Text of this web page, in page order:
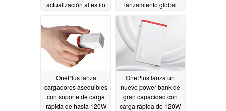
actualización al estilo
lanzamiento global
OnePlus lanza
cargadores asequibles
con soporte de carga
rápida de hasta 120W
OnePlus lanza un
nuevo power bank de
gran capacidad con
carga rápida de 120W